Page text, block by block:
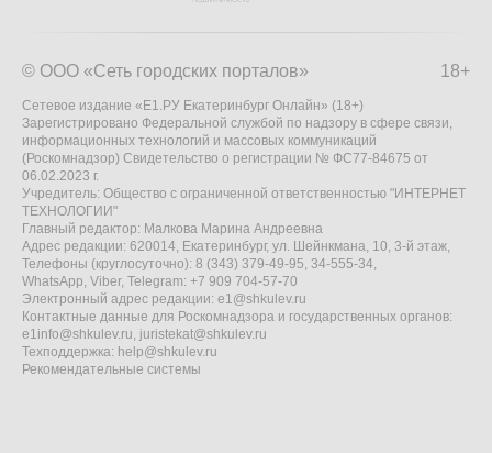
18+
© ООО «Сеть городских порталов»
Сетевое издание «Е1.РУ Екатеринбург Онлайн» (18+)
Зарегистрировано Федеральной службой по надзору в сфере связи,
информационных технологий и массовых коммуникаций
(Роскомнадзор) Свидетельство о регистрации № ФС77-84675 от
06.02.2023 г.
Учредитель: Общество с ограниченной ответственностью "ИНТЕРНЕТ
ТЕХНОЛОГИИ"
Главный редактор: Малкова Марина Андреевна
Адрес редакции: 620014, Екатеринбург, ул. Шейнкмана, 10, 3-й этаж,
Телефоны (круглосуточно): 8 (343) 379-49-95, 34-555-34,
WhatsApp, Viber, Telegram: +7 909 704-57-70
Электронный адрес редакции: e1@shkulev.ru
Контактные данные для Роскомнадзора и государственных органов:
e1info@shkulev.ru, juristekat@shkulev.ru
Техподдержка: help@shkulev.ru
Рекомендательные системы